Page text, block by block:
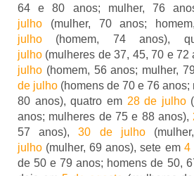
64 e 80 anos; mulher, 76
julho (mulher, 70 anos;
julho (homem, 74 anos),
julho (mulheres de 37, 45, 70 e 72
julho (homem, 56 anos; mulher,
de julho (homens de 70 e 76
80 anos), quatro em 28 de julho
anos; mulheres de 75 e 88 anos),
57 anos),30 de julho
julho (mulher, 69 anos), sete em 4
de 50 e 79 anos; homens de 50,